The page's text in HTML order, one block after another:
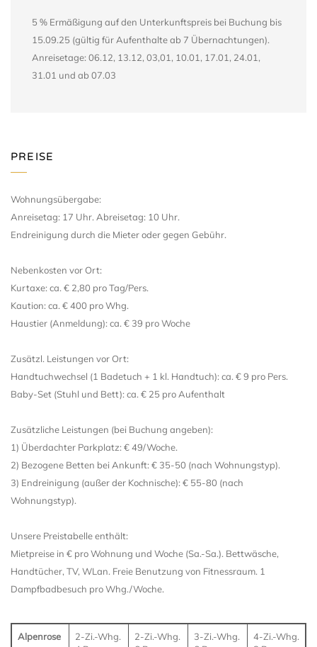
5 % Ermäßigung auf den Unterkunftspreis bei Buchung bis
15.09.25 (gültig für Aufenthalte ab 7 Übernachtungen).
Anreisetage: 06.12, 13.12, 03,01, 10.01, 17.01, 24.01,
31.01 und ab 07.03
PREISE
Wohnungsübergabe:
Anreisetag: 17 Uhr. Abreisetag: 10 Uhr.
Endreinigung durch die Mieter oder gegen Gebühr.
Nebenkosten vor Ort:
Kurtaxe: ca. € 2,80 pro Tag/Pers.
Kaution: ca. € 400 pro Whg.
Haustier (Anmeldung): ca. € 39 pro Woche
Zusätzl. Leistungen vor Ort:
Handtuchwechsel (1 Badetuch + 1 kl. Handtuch): ca. € 9 pro Pers.
Baby-Set (Stuhl und Bett): ca. € 25 pro Aufenthalt
Zusätzliche Leistungen (bei Buchung angeben):
1) Überdachter Parkplatz: € 49/Woche.
2) Bezogene Betten bei Ankunft: € 35-50 (nach Wohnungstyp).
3) Endreinigung (außer der Kochnische): € 55-80 (nach
Wohnungstyp).
Unsere Preistabelle enthält:
Mietpreise in € pro Wohnung und Woche (Sa.-Sa.). Bettwäsche,
Handtücher, TV, WLan. Freie Benutzung von Fitnessraum. 1
Dampfbadbesuch pro Whg./Woche.
Alpenrose
2-Zi.-Whg.
2-Zi.-Whg.
3-Zi.-Whg.
4-Zi.-Whg.